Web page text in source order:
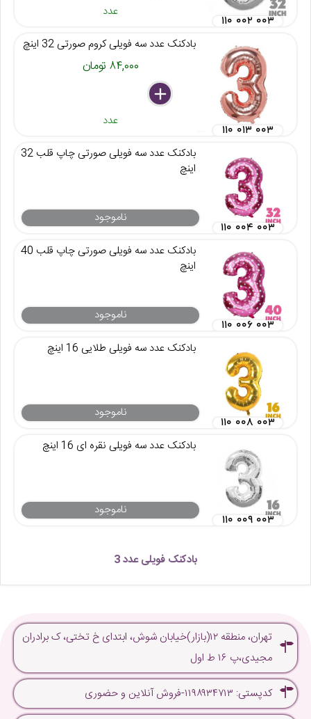
عدد
۱۱۰ ۰۰۲ ۰۰۳
بادکنک عدد سه فویلی کروم صورتی 32 اینچ
۸۴,۰۰۰ تومان
delete
remove
add
عدد
۱۱۰ ۰۱۳ ۰۰۳
بادکنک عدد سه فویلی صورتی چاپ قلب 32
اینچ
ناموجود
۱۱۰ ۰۰۴ ۰۰۳
بادکنک عدد سه فویلی صورتی چاپ قلب 40
اینچ
ناموجود
۱۱۰ ۰۰۶ ۰۰۳
بادکنک عدد سه فویلی طلایی 16 اینچ
ناموجود
۱۱۰ ۰۰۸ ۰۰۳
بادکنک عدد سه فویلی نقره ای 16 اینچ
ناموجود
۱۱۰ ۰۰۹ ۰۰۳
بادکنک فویلی عدد 3
تهران، منطقه ۱۲(بازار)خیابان شوش، ابتدای خ تختی، ک برادران
مجیدی،پ ۱۶ ط اول
کدپستی: ۱۱۹۸۹۳۴۷۱۳-فروش آنلاین و حضوری